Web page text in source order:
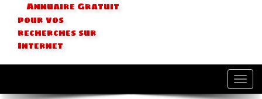
Annuaire Gratuit
pour vos
recherches sur
Internet